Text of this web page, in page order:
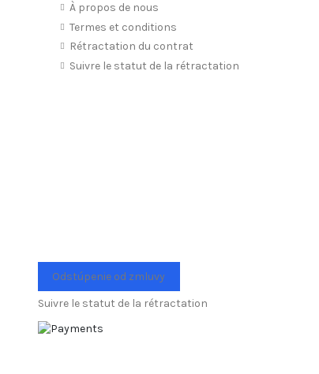
À propos de nous
Termes et conditions
Rétractation du contrat
Suivre le statut de la rétractation
Odstúpenie od zmluvy
Suivre le statut de la rétractation